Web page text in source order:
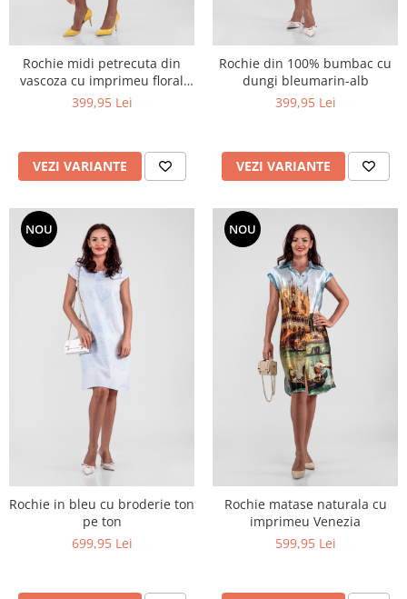
Rochie midi petrecuta din
vascoza cu imprimeu floral
multicolor si croi asimetric
399,95 Lei
VEZI VARIANTE
Rochie din 100% bumbac cu
dungi bleumarin-alb
399,95 Lei
VEZI VARIANTE
NOU
Rochie in bleu cu broderie ton
pe ton
699,95 Lei
NOU
Rochie matase naturala cu
imprimeu Venezia
599,95 Lei